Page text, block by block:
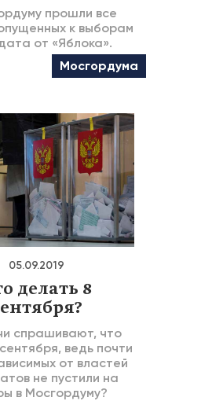
прошли все
к выборам
от «Яблока».
Мосгордума
05.09.2019
делать 8
спрашивают, что
ведь почти
от властей
не пустили на
в Мосгордуму?